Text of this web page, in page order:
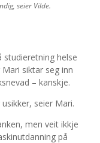
seier Vilde.
studieretning helse
siktar seg inn
– kanskje.
seier Mari.
men veit ikkje
på